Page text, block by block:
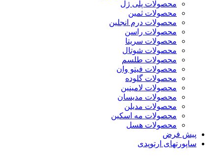
محصولات پلی ژل
محصولات ثمین
محصولات درم انجلین
محصولات راسن
محصولات سریتا
محصولات شوتال
محصولات طلسم
محصولات فیتو وان
محصولات گلوده
محصولات لامینین
محصولات مدیسان
محصولات مدیلن
محصولات مه اسکین
محصولات هسل
پیش فرض
ساپورتهای ارتوپدی